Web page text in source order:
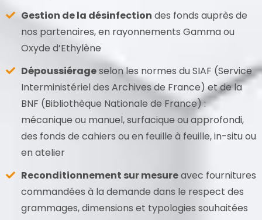
Gestion de la désinfection des fonds auprès de
nos partenaires, en rayonnements Gamma ou
Oxyde d’Ethylène
Dépoussiérageselon les normes du SIAF (Service
Interministériel des Archives de France) et de la
BNF (Bibliothèque Nationale de France) :
mécanique ou manuel, surfacique ou approfondi,
des fonds de cahiers ou en feuille à feuille, in-situ ou
en atelier
Reconditionnement sur mesureavec fournitures
commandées à la demande dans le respect des
grammages, dimensions et typologies souhaitées